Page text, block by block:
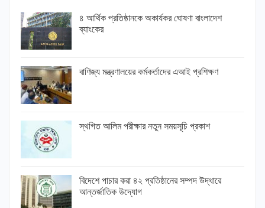
৪ আর্থিক প্রতিষ্ঠানকে অকার্যকর ঘোষণা বাংলাদেশ
ব্যাংকের
বাণিজ্য মন্ত্রণালয়ের কর্মকর্তাদের এআই প্রশিক্ষণ
স্থগিত আলিম পরীক্ষার নতুন সময়সূচি প্রকাশ
বিদেশে পাচার করা ৪২ প্রতিষ্ঠানের সম্পদ উদ্ধারে
আন্তর্জাতিক উদ্যোগ